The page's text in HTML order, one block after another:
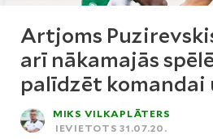
Artjoms
arī nākamajās
palīdzēt komandai
MIKS VILKAPLĀTERS
IEVIETOTS 31.07.20.